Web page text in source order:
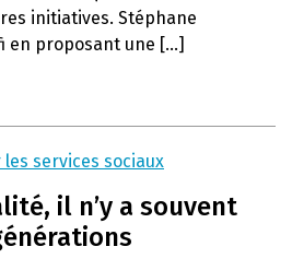
initiatives. Stéphane
en proposant une [...]
les services sociaux
il n’y a souvent